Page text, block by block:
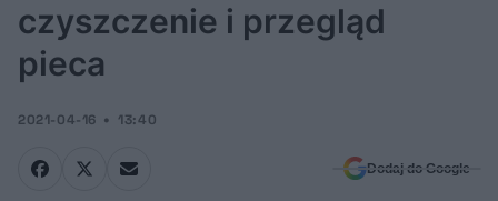
czyszczenie i przegląd
pieca
2021-04-16 13:40
Dodaj do Google